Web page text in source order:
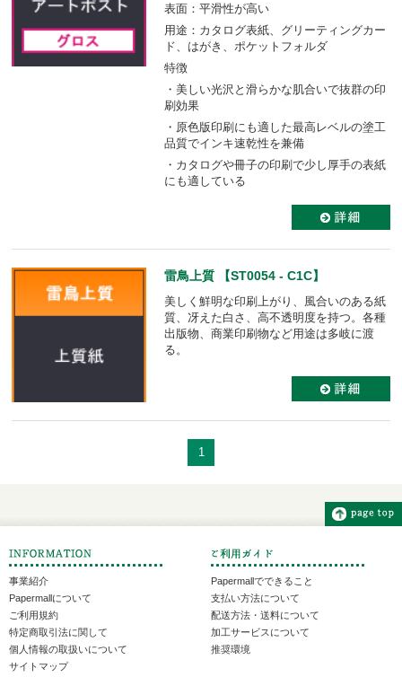
表面：平滑性が高い
用途：カタログ表紙、グリーティングカー
ド、はがき、ポケットフォルダ
特徴
・美しい光沢と滑らかな肌合いで抜群の印
刷効果
・原色版印刷にも適した最高レベルの塗工
品質でインキ速乾性を兼備
・カタログや冊子の印刷で少し厚手の表紙
にも適している
雷鳥上質 【ST0054 - C1C】
美しく鮮明な印刷上がり、風合いのある紙
質、冴えた白さ、高不透明度を持つ。各種
出版物、商業印刷物など用途は多岐に渡
る。
1
事業紹介
Papermallについて
ご利用規約
特定商取引法に関して
個人情報の取扱いについて
サイトマップ
Papermallでできること
支払い方法について
配送方法・送料について
加工サービスについて
推奨環境